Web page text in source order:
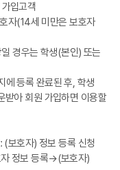
입고객
자(14세 미만은 보호자
경우는 학생(본인) 또는
에 등록 완료된 후, 학생
받아 회원 가입하면 이용할
(보호자) 정보 등록 신청
정보 등록→(보호자)